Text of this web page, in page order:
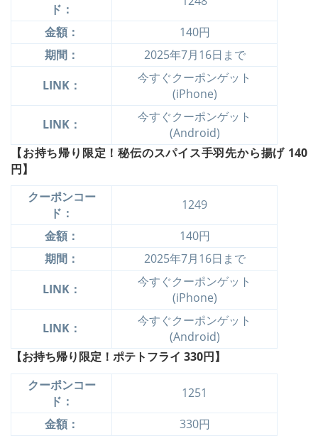
ド：
金額：
140円
期間：
2025年7月16日まで
LINK：
今すぐクーポンゲット
(iPhone)
LINK：
今すぐクーポンゲット
(Android)
【お持ち帰り限定！秘伝のスパイス手羽先から揚げ 140
円】
クーポンコー
ド：
1249
金額：
140円
期間：
2025年7月16日まで
LINK：
今すぐクーポンゲット
(iPhone)
LINK：
今すぐクーポンゲット
(Android)
【お持ち帰り限定！ポテトフライ 330円】
クーポンコー
ド：
1251
金額：
330円